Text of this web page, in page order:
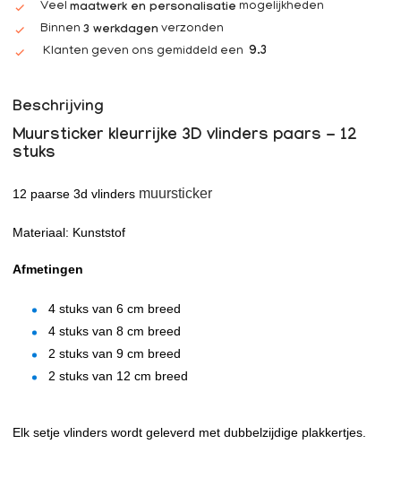
Veel maatwerk en personalisatie mogelijkheden
Binnen 3 werkdagen verzonden
Klanten geven ons gemiddeld een 9.3
Beschrijving
Muursticker kleurrijke 3D vlinders paars - 12
stuks
12 paarse 3d vlinders muursticker
Materiaal: Kunststof
Afmetingen
​4 stuks van 6 cm breed
4 stuks van 8 cm breed
2 stuks van 9 cm breed
2 stuks van 12 cm breed
Elk setje vlinders wordt geleverd met dubbelzijdige plakkertjes.